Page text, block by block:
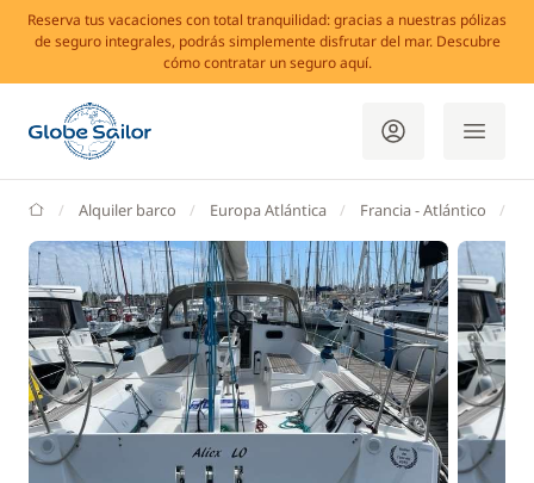
Reserva tus vacaciones con total tranquilidad: gracias a nuestras pólizas
de seguro integrales, podrás simplemente disfrutar del mar. Descubre
cómo contratar un seguro aquí.
GlobeSailor
Alquiler barco Europa Atlántica Francia - Atlántico